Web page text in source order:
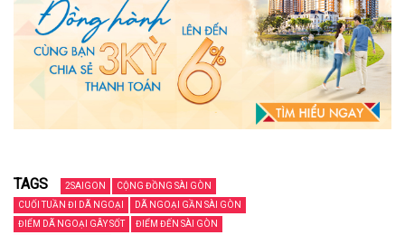
TAGS 2SAIGON
CỘNG ĐỒNG SÀI GÒN
CUỐI TUẦN ĐI DÃ NGOẠI
DÃ NGOẠI GẦN SÀI GÒN
ĐIỂM DÃ NGOẠI GÂY SỐT
ĐIỂM ĐẾN SÀI GÒN